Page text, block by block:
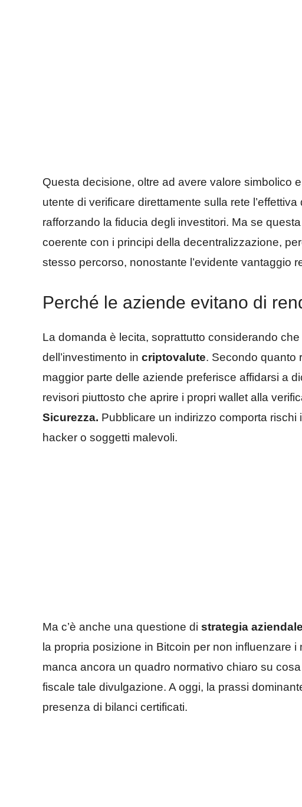
Questa decisione, oltre ad avere valore simbolico
utente di verificare direttamente sulla rete l’effettiva
rafforzando la fiducia degli investitori. Ma se
coerente con i principi della decentralizzazione,
stesso percorso, nonostante l’evidente vantaggio
Perché le aziende evitano di
La domanda è lecita, soprattutto considerando che
dell’investimento in criptovalute. Secondo quanto
maggior parte delle aziende preferisce affidarsi a
revisori piuttosto che aprire i propri wallet alla
Sicurezza. Pubblicare un indirizzo comporta
hacker o soggetti malevoli.
Ma c’è anche una questione di strategia aziendale
la propria posizione in Bitcoin per non influenzare
manca ancora un quadro normativo chiaro su
fiscale tale divulgazione. A oggi, la prassi
presenza di bilanci certificati.